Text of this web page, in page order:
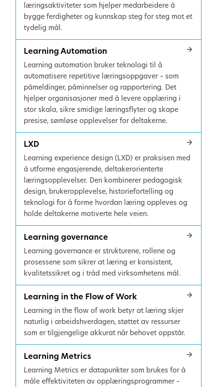
læringsaktiviteter som hjelper medarbeidere å
bygge ferdigheter og kunnskap steg for steg mot et
tydelig mål.
Learning Automation
Learning automation bruker teknologi til å
automatisere repetitive læringsoppgaver – som
påmeldinger, påminnelser og rapportering. Det
hjelper organisasjoner med å levere opplæring i
stor skala, sikre smidige læringsflyter og skape
presise, sømløse opplevelser for deltakerne.
LXD
Learning experience design (LXD) er praksisen med
å utforme engasjerende, deltakerorienterte
læringsopplevelser. Den kombinerer pedagogisk
design, brukeropplevelse, historiefortelling og
teknologi for å forme hvordan læring oppleves og
holde deltakerne motiverte hele veien.
Learning governance
Learning governance er strukturene, rollene og
prosessene som sikrer at læring er konsistent,
kvalitetssikret og i tråd med virksomhetens mål.
Learning in the Flow of Work
Learning in the flow of work betyr at læring skjer
naturlig i arbeidshverdagen, støttet av ressurser
som er tilgjengelige akkurat når behovet oppstår.
Learning Metrics
Learning Metrics er datapunkter som brukes for å
måle effektiviteten av opplæringsprogrammer –